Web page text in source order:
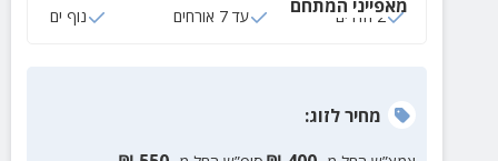
מאפייני המתחם
2 חדרים עד 7 אורחים נוף ים
מחירלזוג: